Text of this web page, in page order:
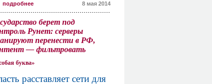
подробнее 8 мая 2014
берет под
Рунет: серверы
перенести в РФ,
— фильтровать
буква»
расставляет сети для